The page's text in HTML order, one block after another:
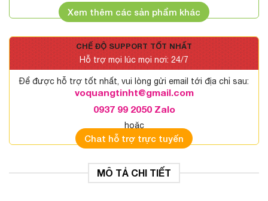
Xem thêm các sản phẩm khác
CHẾ ĐỘ SUPPORT TỐT NHẤT
Hỗ trợ mọi lúc mọi nơi: 24/7
Để được hỗ trợ tốt nhất, vui lòng gửi email tới địa chỉ sau:
voquangtinht@gmail.com
0937 99 2050 Zalo
hoặc
Chat hỗ trợ trực tuyến
MÔ TẢ CHI TIẾT